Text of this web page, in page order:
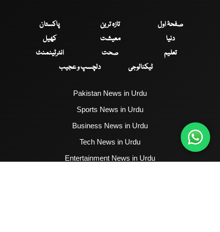
صفحۂ اول تازہ ترین
پاکستان
دنیا
معیشت
کھیل
تعلیم
صحت
انٹرٹینمنٹ
ٹیکنالوجی
دلچسپ و عجیب
Pakistan News in Urdu
Sports News in Urdu
Business News in Urdu
Tech News in Urdu
Entertainment News in Urdu